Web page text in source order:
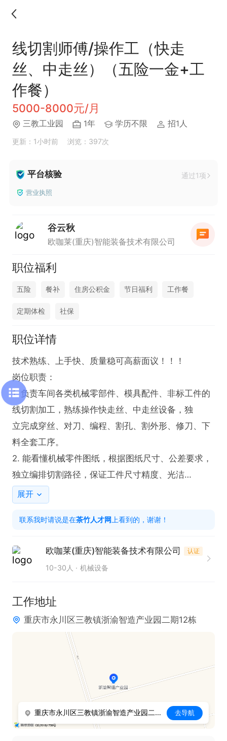
线切割师傅/操作⼯（快⾛
丝、中⾛丝）（五险一金+工
作餐）
5000-8000元/月
三教工业园 1年 学历不限 招1人
更新：1小时前 浏览：397次
平台核验 通过1项
营业执照
谷云秋
欧咖莱(重庆)智能装备技术有限公司
职位福利
五险 餐补 住房公积金 节日福利 工作餐
定期体检 社保
职位详情
技术熟练、上⼿快、质量稳可⾼薪⾯议！！！
岗位职责：
1. 负责⻋间各类机械零部件、模具配件、⾮标⼯件的
线切割加⼯，熟练操作快⾛丝、中⾛丝设备，独
⽴完成穿丝、对⼑、编程、割孔、割外形、修⼑、下
料全套⼯序。
2. 能看懂机械零件图纸，根据图纸尺⼨、公差要求，
独⽴编排切割路径，保证⼯件尺⼨精度、光洁
度、垂直度达标。
3. 配合CNC、数控⻋、钳⼯⼯序衔接加⼯，按照⼯艺
要求完成半成品、成品切割加⼯，合理安排每⽇
4. 负责机床⽇常保养、清洁、换丝、换⽔、检查导电
块、导轮损耗，及时排查设备⼩故障，保证设备
5. 严格把控加⼯质量，杜绝废件、错件、漏加⼯，发
现图纸、⼯艺问题及时上报，配合⻋间⼯艺优化
6. 遵守⻋间规章制度、安全⽣产规范，保持⼯位整
洁，配合⻋间5S管理。
1. 有1年以上机械⼚线切割实操经验，熟练快⾛丝、中
⾛丝操作，能独⽴开机⼲活，⽆需师傅带教。
展开
联系我时请说是在茶竹人才网 上看到的，谢谢！
欧咖莱(重庆)智能装备技术有限公司 认证
10-30人 机械设备
工作地址
重庆市永川区三教镇浙渝智造产业园二期12栋
重庆市永川区三教镇浙渝智造产业园二期12栋 去导航